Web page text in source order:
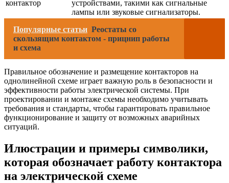
контактор
устройствами, такими как сигнальные
лампы или звуковые сигнализаторы.
Популярные статьи Реостаты со
скользящим контактом - прицнип работы
и схема
Правильное обозначение и размещение контакторов на
однолинейной схеме играет важную роль в безопасности и
эффективности работы электрической системы. При
проектировании и монтаже схемы необходимо учитывать
требования и стандарты, чтобы гарантировать правильное
функционирование и защиту от возможных аварийных
ситуаций.
Илюстрации и примеры символики,
которая обозначает работу контактора
на электрической схеме